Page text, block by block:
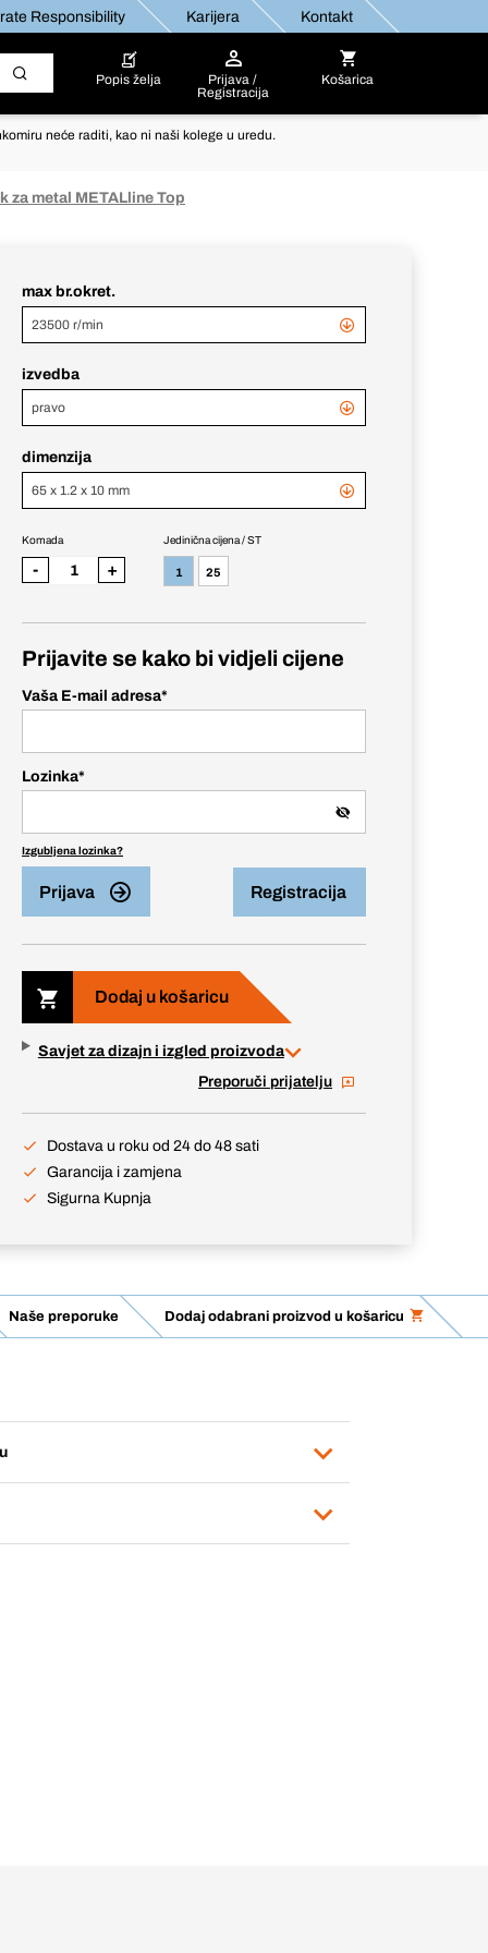
Responsibility Karijera Kontakt
Popis želja
Prijava /
Registracija
Košarica
neće raditi, kao ni naši kolege u uredu.
za metal METALline Top
max br.okret.
23500 r/min
izvedba
pravo
dimenzija
65 x 1.2 x 10 mm
Jedinična cijena / ST
1 25
Komada
- +
Prijavite se kako bi vidjeli cijene
Vaša E-mail adresa*
Lozinka*
Izgubljena lozinka?
Prijava Registracija
Dodaj u košaricu
Savjet za dizajn i izgled proizvoda
Preporuči prijatelju
Dostava u roku od 24 do 48 sati
Garancija i zamjena
Sigurna Kupnja
Naše preporuke Dodaj odabrani proizvod u košaricu